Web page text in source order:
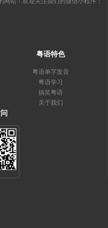
粤语特色
粤语单字发音
粤语学习
搞笑粤语
关于我们